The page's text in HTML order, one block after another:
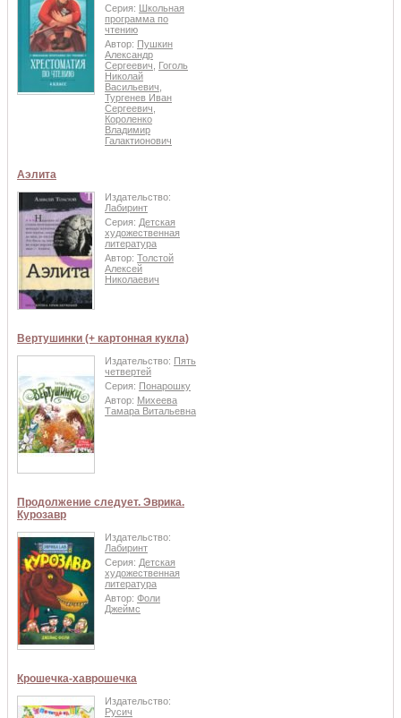
Серия: Школьная
программа по
чтению
Автор: Пушкин
Александр
Сергеевич
Гоголь
Николай
Васильевич
Тургенев Иван
Сергеевич
Короленко
Владимир
Галактионович
Аэлита
Издательство:
Лабиринт
Серия: Детская
художественная
литература
Автор: Толстой
Алексей
Николаевич
Вертушинки (+ картонная кукла)
Издательство: Пять
четвертей
Серия: Понарошку
Автор: Михеева
Тамара Витальевна
Продолжение следует. Эврика.
Курозавр
Издательство:
Лабиринт
Серия: Детская
художественная
литература
Автор: Фоли
Джеймс
Крошечка-хаврошечка
Издательство:
Русич